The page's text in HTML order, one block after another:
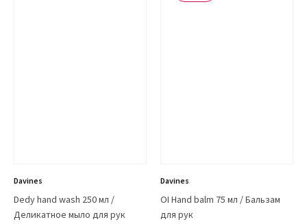
Davines
Dedy hand wash 250 мл /
Деликатное мыло для рук
Davines
OI Hand balm 75 мл / Бальзам
для рук